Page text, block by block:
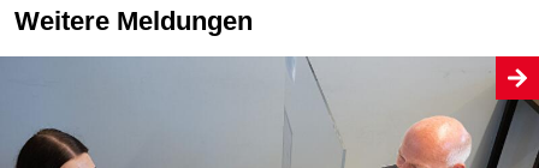
Weitere Meldungen